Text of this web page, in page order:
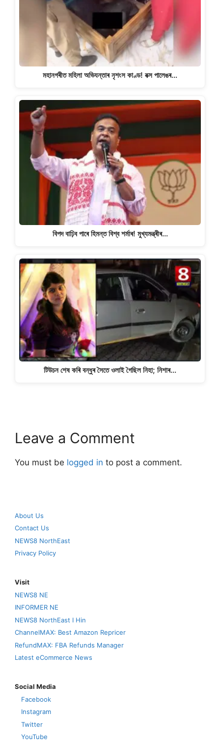
মহানগৰীত মহিলা অভিযন্তাৰ নৃশংস কাণ্ড! বক্স পালেঙৰ…
বিপদ বাঢ়িব পাৰে হিমন্ত বিশ্ব শৰ্মাৰ! মুখ্যমন্ত্ৰীৰ…
টিউচন শেষ কৰি বন্ধুৰ সৈতে ওলাই গৈছিল নিহা; নিশাৰ…
Leave a Comment
You must be logged in to post a comment.
About Us
Contact Us
NEWS8 NorthEast
Privacy Policy
Visit
NEWS8 NE
INFORMER NE
NEWS8 NorthEast I Hin
ChannelMAX: Best Amazon Repricer
RefundMAX: FBA Refunds Manager
Latest eCommerce News
Social Media
Facebook
Instagram
Twitter
YouTube